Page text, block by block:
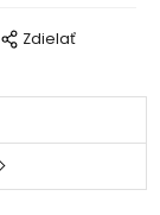
Zdielať